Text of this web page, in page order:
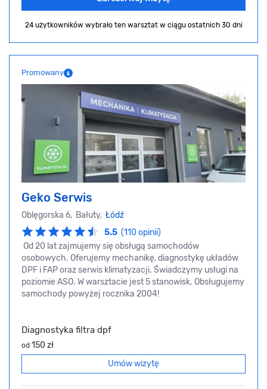
24 użytkowników wybrało ten warsztat w ciągu ostatnich 30 dni
Promowany
Geko Serwis
Oblęgorska 6, Bałuty, Łódź
5.5 (110 opinii)
Od 20 lat zajmujemy się obsługą samochodów
osobowych. Oferujemy mechanikę, diagnostykę układów
DPF i FAP oraz serwis klimatyzacji. Świadczymy usługi na
poziomie ASO. W warsztacie jest 5 stanowisk. Obsługujemy
samochody powyżej rocznika 2004!
Diagnostyka filtra dpf
od 150 zł
Umów wizytę